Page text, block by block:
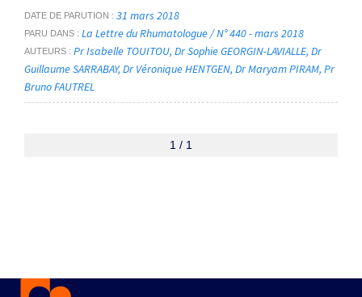
DATE DE PARUTION 31 mars 2018
PARU DANS La Lettre du Rhumatologue / N° 440 - mars 2018
AUTEURS Pr Isabelle TOUITOU Dr Sophie GEORGIN-LAVIALLE Dr
Guillaume SARRABAY Dr Véronique HENTGEN Dr Maryam PIRAM Pr
Bruno FAUTREL
1 / 1